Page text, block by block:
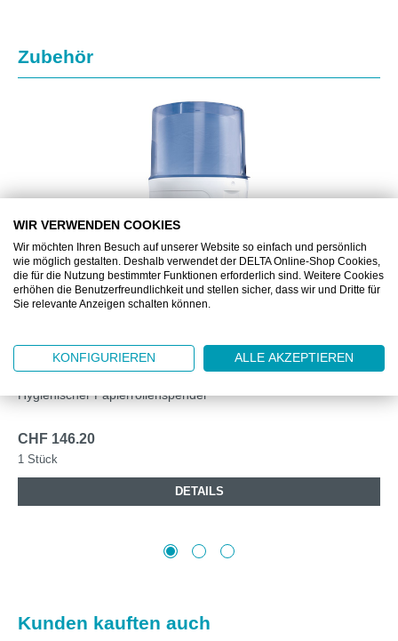
Produktgalerie überspringen
Zubehör
DZ6905.30
Hygienischer Papierrollenspender
CHF 146.20
1 Stück
DETAILS
Produktgalerie überspringen
Kunden kauften auch
WIR VERWENDEN COOKIES
Wir möchten Ihren Besuch auf unserer Website so einfach und persönlich
wie möglich gestalten. Deshalb verwendet der DELTA Online-Shop Cookies,
die für die Nutzung bestimmter Funktionen erforderlich sind. Weitere Cookies
erhöhen die Benutzerfreundlichkeit und stellen sicher, dass wir und Dritte für
Sie relevante Anzeigen schalten können.
KONFIGURIEREN ALLE AKZEPTIEREN